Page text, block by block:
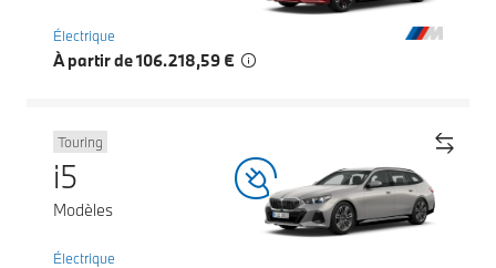
Électrique
À partir de 106.218,59 €
Touring
i5
Modèles
Électrique